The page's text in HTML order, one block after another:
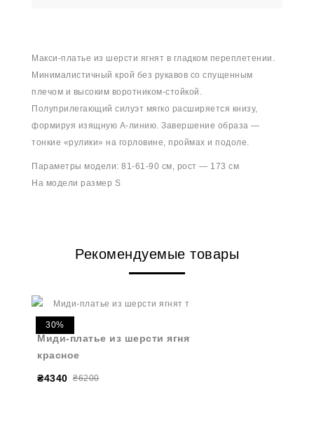
Макси-платье из шерсти ягнят в гладком переплетении.
Минималистичный крой без рукавов со спущенным
плечом и высоким воротником-стойкой.
Полуприлегающий силуэт мягко расширяется книзу,
формируя изящную А-линию. Завершение образа —
тонкие «рулики» на горловине, проймах и подоле.
Параметры модели: 81-61-90 см, рост — 173 см
На модели размер S
Рекомендуемые товары
30%
Миди-платье из шерсти ягнят темно-
красное
₴4340 ₴6200